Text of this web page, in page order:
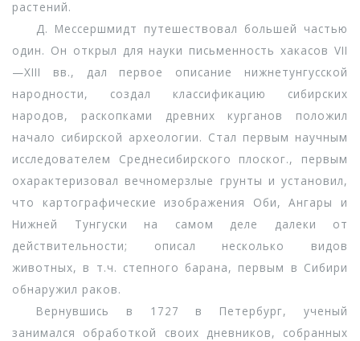
растений.
Д. Мессершмидт путешествовал большей частью
один. Он открыл для науки письменность хакасов VII
—XIII вв., дал первое описание нижнетунгусской
народности, создал классификацию сибирских
народов, раскопками древних курганов положил
начало сибирской археологии. Стал первым научным
исследователем Среднесибирского плоског., первым
охарактеризовал вечномерзлые грунты и установил,
что картографические изображения Оби, Ангары и
Нижней Тунгуски на самом деле далеки от
действительности; описал несколько видов
животных, в т.ч. степного барана, первым в Сибири
обнаружил раков.
Вернувшись в 1727 в Петербург, ученый
занимался обработкой своих дневников, собранных